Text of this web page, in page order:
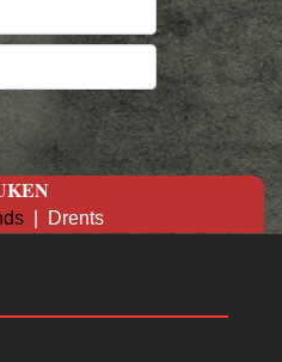
Drents